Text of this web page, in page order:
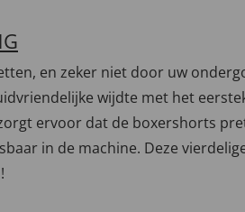
en zeker niet door uw
wijdte met het
ervoor dat de boxershorts
in de machine. Deze